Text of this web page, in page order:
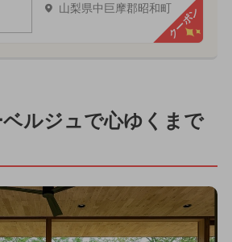
山梨県中巨摩郡昭和町クーポン
ルジュで心ゆくまで